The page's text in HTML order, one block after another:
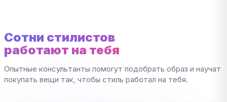
Сотни стилистов
работают на тебя
Опытные консультанты помогут подобрать образ и научат
покупать вещи так, чтобы стиль работал на тебя.